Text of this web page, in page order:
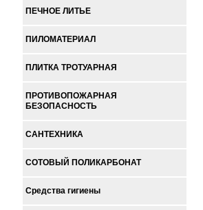
ПЕЧНОЕ ЛИТЬЕ
ПИЛОМАТЕРИАЛ
ПЛИТКА ТРОТУАРНАЯ
ПРОТИВОПОЖАРНАЯ
БЕЗОПАСНОСТЬ
САНТЕХНИКА
СОТОВЫЙ ПОЛИКАРБОНАТ
Средства гигиены